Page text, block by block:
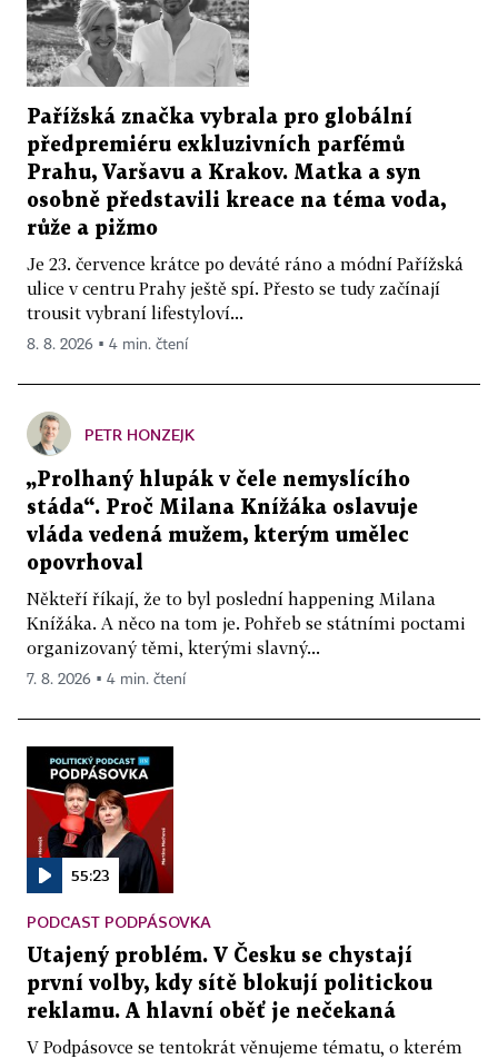
Pařížská značka vybrala pro globální
předpremiéru exkluzivních parfémů
Prahu, Varšavu a Krakov. Matka a syn
osobně představili kreace na téma voda,
růže a pižmo
Je 23. července krátce po deváté ráno a módní Pařížská
ulice v centru Prahy ještě spí. Přesto se tudy začínají
trousit vybraní lifestyloví...
8. 8. 2026 ▪ 4 min. čtení
PETR HONZEJK
„Prolhaný hlupák v čele nemyslícího
stáda“. Proč Milana Knížáka oslavuje
vláda vedená mužem, kterým umělec
opovrhoval
Někteří říkají, že to byl poslední happening Milana
Knížáka. A něco na tom je. Pohřeb se státními poctami
organizovaný těmi, kterými slavný...
7. 8. 2026 ▪ 4 min. čtení
55:23
PODCAST PODPÁSOVKA
Utajený problém. V Česku se chystají
první volby, kdy sítě blokují politickou
reklamu. A hlavní oběť je nečekaná
V Podpásovce se tentokrát věnujeme tématu, o kterém